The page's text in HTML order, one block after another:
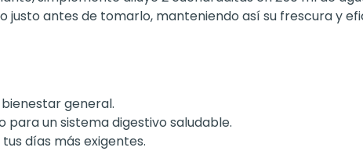
antes de tomarlo, manteniendo así su frescura y
general.
para un sistema digestivo saludable.
días más exigentes.